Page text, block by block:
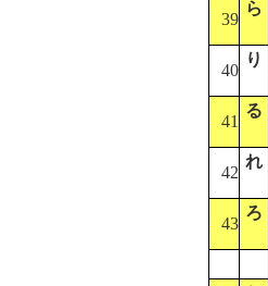
39
ら
40
り
41
る
42
れ
43
ろ